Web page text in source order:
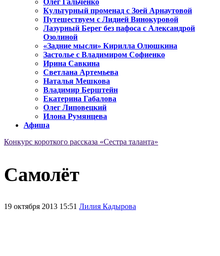
Олег Гальченко
Культурный променад с Зоей Арнаутовой
Путешествуем с Лидией Винокуровой
Лазурный Берег без пафоса с Александрой
Озолиной
«Задние мысли» Кирилла Олюшкина
Застолье с Владимиром Софиенко
Ирина Савкина
Светлана Артемьева
Наталья Мешкова
Владимир Берштейн
Екатерина Габалова
Олег Липовецкий
Илона Румянцева
Афиша
Конкурс короткого рассказа «Сестра таланта»
Самолёт
19 октября 2013 15:51 Лилия Кадырова